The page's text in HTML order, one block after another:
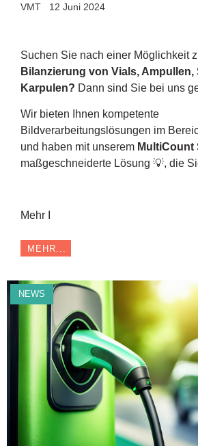
VMT 12 Juni 2024
Suchen Sie nach einer Möglichkeit
Bilanzierung von Vials, Ampullen,
Karpulen? Dann sind Sie bei uns
Wir bieten Ihnen kompetente
Bildverarbeitungslösungen im
und haben mit unserem MultiCount
maßgeschneiderte Lösung 💡, die
Mehr I
MEHR...
NEWS